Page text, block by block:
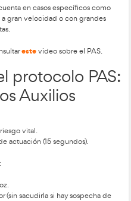
accidente.
de vehículos implicados.
sobre los mismos.
del accidente.
para los equipos de
sanitarios serán los
el auxiliador se encargará de
la víctima hasta la llegada